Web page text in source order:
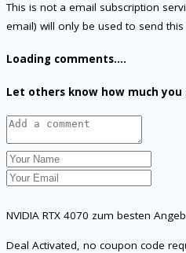
This is not a email subscription
email) will only be used to send
Loading comments....
Let others know how much you
NVIDIA RTX 4070 zum besten
Deal Activated, no coupon code